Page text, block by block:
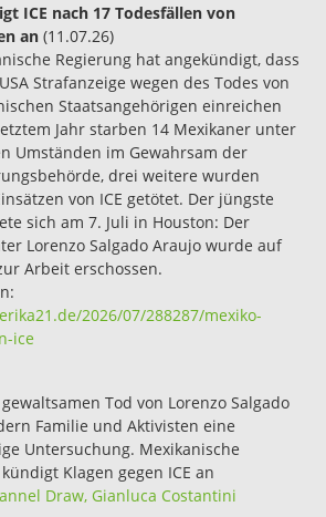
ICE nach 17 Todesfällen von
an (11.07.26)
Regierung hat angekündigt, dass
Strafanzeige wegen des Todes von
Staatsangehörigen einreichen
Jahr starben 14 Mexikaner unter
Umständen im Gewahrsam der
drei weitere wurden
von ICE getötet. Der jüngste
sich am 7. Juli in Houston: Der
Lorenzo Salgado Araujo wurde auf
Arbeit erschossen.
2026/07/288287/mexiko-
ice
Tod von Lorenzo Salgado
Familie und Aktivisten eine
Untersuchung. Mexikanische
Klagen gegen ICE an
Draw, Gianluca Costantini